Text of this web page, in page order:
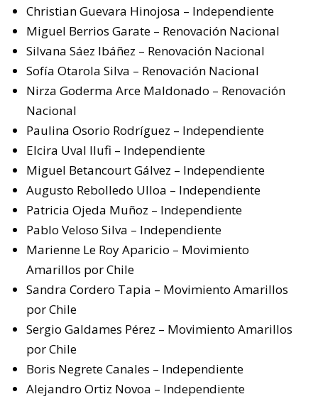
Christian Guevara Hinojosa – Independiente
Miguel Berrios Garate – Renovación Nacional
Silvana Sáez Ibáñez – Renovación Nacional
Sofía Otarola Silva – Renovación Nacional
Nirza Goderma Arce Maldonado – Renovación
Nacional
Paulina Osorio Rodríguez – Independiente
Elcira Uval Ilufi – Independiente
Miguel Betancourt Gálvez – Independiente
Augusto Rebolledo Ulloa – Independiente
Patricia Ojeda Muñoz – Independiente
Pablo Veloso Silva – Independiente
Marienne Le Roy Aparicio – Movimiento
Amarillos por Chile
Sandra Cordero Tapia – Movimiento Amarillos
por Chile
Sergio Galdames Pérez – Movimiento Amarillos
por Chile
Boris Negrete Canales – Independiente
Alejandro Ortiz Novoa – Independiente